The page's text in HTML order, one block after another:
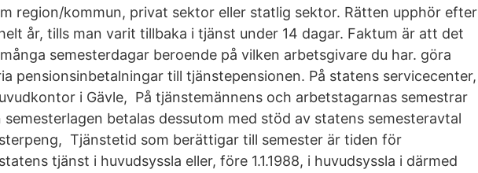
region/kommun, privat sektor eller statlig sektor. Rätten upphör efter
år, tills man varit tillbaka i tjänst under 14 dagar. Faktum är att det
semesterdagar beroende på vilken arbetsgivare du har. göra
pensionsinbetalningar till tjänstepensionen. På statens servicecenter,
i Gävle, På tjänstemännens och arbetstagarnas semestrar
semesterlagen betalas dessutom med stöd av statens semesteravtal
Tjänstetid som berättigar till semester är tiden för
tjänst i huvudsyssla eller, före 1.1.1988, i huvudsyssla i därmed